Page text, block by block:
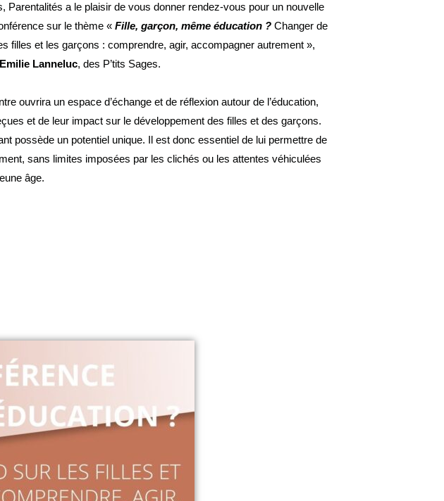
Parentalités a le plaisir de vous donner rendez-vous pour un nouvelle
sur le thème « Fille, garçon, même éducation ? Changer de
filles et les garçons : comprendre, agir, accompagner autrement »,
Emilie Lanneluc, des P’tits Sages.
ouvrira un espace d’échange et de réflexion autour de l’éducation,
et de leur impact sur le développement des filles et des garçons.
possède un potentiel unique. Il est donc essentiel de lui permettre de
sans limites imposées par les clichés ou les attentes véhiculées
âge.